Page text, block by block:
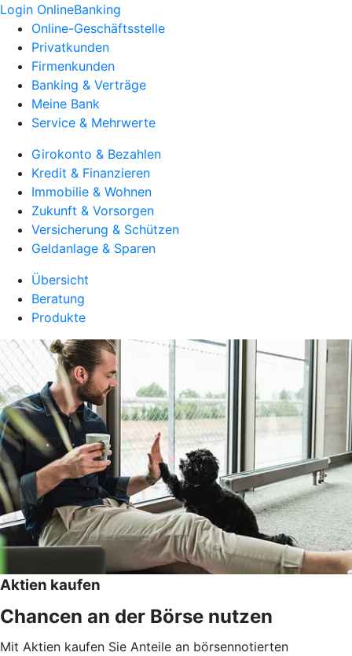
Login OnlineBanking
Online-Geschäftsstelle
Privatkunden
Firmenkunden
Banking & Verträge
Meine Bank
Service & Mehrwerte
Girokonto & Bezahlen
Kredit & Finanzieren
Immobilie & Wohnen
Zukunft & Vorsorgen
Versicherung & Schützen
Geldanlage & Sparen
Übersicht
Beratung
Produkte
Aktien kaufen
Chancen an der Börse nutzen
Mit Aktien kaufen Sie Anteile an börsennotierten